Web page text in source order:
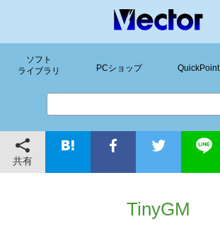
ソフト
ライブラリ
PCショップ QuickPoint
共有
TinyGM